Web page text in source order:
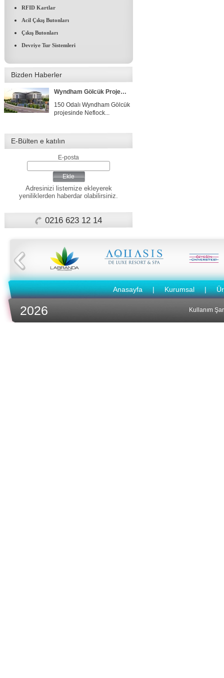
RFID Kartlar
Acil Çıkış Butonları
Çıkış Butonları
Devriye Tur Sistemleri
Bizden Haberler
Hotelde 1400 adet...
Wyndham Gölcük Projesi Tamamlandı
150 Odalı Wyndham Gölcük
projesinde Neflock...
Hızla gelişen turizm
bölgelerimizden Didİm'...
Concorde Luxury Resort
Hotelde 1400 adet...
E-Bülten e katılın
E-posta
Ekle
Adresinizi listemize ekleyerek
yeniliklerden haberdar olabilirsiniz.
0216 623 12 14
Anasayfa|Kurumsal|
2026 Kullanım